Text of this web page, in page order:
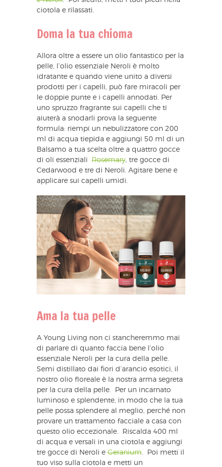
ciotola e rilassati.
Doma la tua chioma
Allora oltre a essere un olio fantastico per la
pelle, l’olio essenziale Neroli è molto
idratante e quando viene unito a diversi
prodotti per i capelli, può fare miracoli per
le doppie punte e i capelli annodati. Per
uno spruzzo fragrante sui capelli che ti
aiuterà a snodarli prova la seguente
formula: riempi un nebulizzatore con 200
ml di acqua tiepida e aggiungi 50 ml di un
Balsamo a tua scelta oltre a quattro gocce
di oli essenziali Rosemary, tre gocce di
Cedarwood e tre di Neroli. Agitare bene e
applicare sui capelli umidi.
Ama la tua pelle
A Young Living non ci stancheremmo mai
di parlare di quanto faccia bene l’olio
essenziale Neroli per la cura della pelle.
Semi distillato dai fiori d’arancio esotici, il
nostro olio floreale è la nostra arma segreta
per la cura della pelle. Per un incarnato
luminoso e splendente, in modo che la tua
pelle possa splendere al meglio, perché non
provare un trattamento facciale a casa con
questo olio eccezionale. Riscalda 400 ml
di acqua e versali in una ciotola e aggiungi
tre gocce di Neroli e Geranium. Poi metti il
tuo viso sulla ciotola e metti un